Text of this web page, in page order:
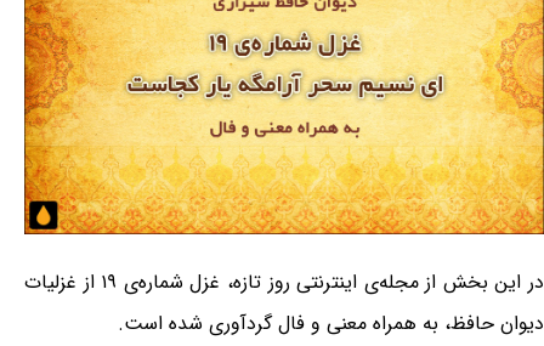
در این بخش از مجله‌ی اینترنتی روز تازه، غزل شماره‌ی ۱۹ از غزلیات
دیوان حافظ، به همراه معنی و فال گردآوری شده است.